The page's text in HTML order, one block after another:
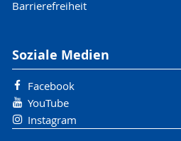
Barrierefreiheit
Soziale Medien
Facebook
YouTube
Instagram